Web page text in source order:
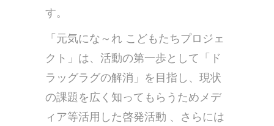
す。
「元気にな～れ こどもたちプロジェ
クト」は、活動の第一歩として「ド
ラッグラグの解消」を目指し、現状
の課題を広く知ってもらうためメデ
ィア等活用した啓発活動 、さらには